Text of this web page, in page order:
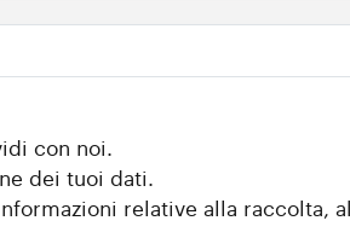
con noi.
dei tuoi dati.
relative alla raccolta,